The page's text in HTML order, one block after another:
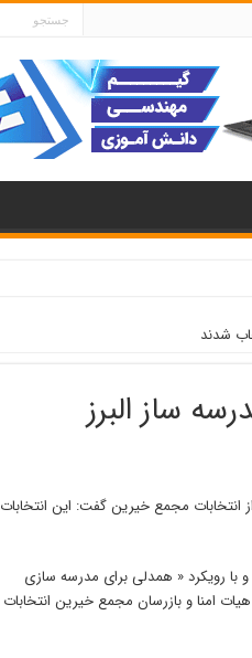
شدند
ساز البرز
انتخابات مجمع خیرین گفت: این انتخابات
و با رویکرد « همدلی برای مدرسه سازی
امنا و بازرسان مجمع خیرین انتخابات